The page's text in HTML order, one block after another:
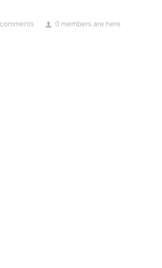
0 members are here